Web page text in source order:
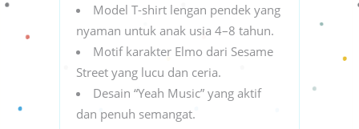
Model T-shirt lengan pendek yang
nyaman untuk anak usia 4–8 tahun.
Motif karakter Elmo dari Sesame
Street yang lucu dan ceria.
Desain “Yeah Music” yang aktif
dan penuh semangat.